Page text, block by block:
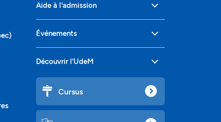
Aide à l'admission
Événements
Découvrir l'UdeM
Cursus